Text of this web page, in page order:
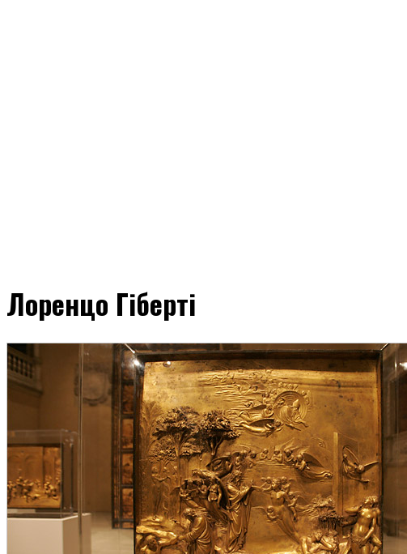
Лоренцо Гіберті